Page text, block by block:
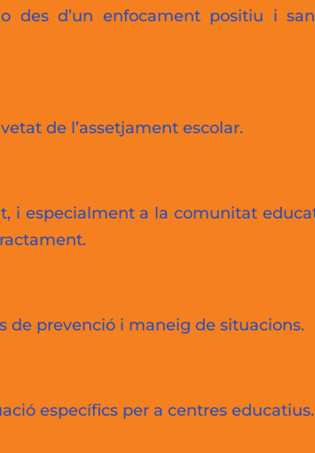
des d’un enfocament positiu i
de l’assetjament escolar.
i especialment a la comunitat
de prevenció i maneig de situacions.
específics per a centres educatius.